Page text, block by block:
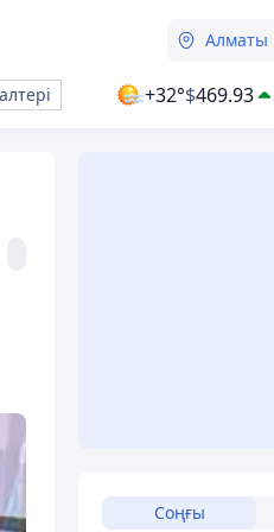
Алматы
+32°$469.93
Соңғы